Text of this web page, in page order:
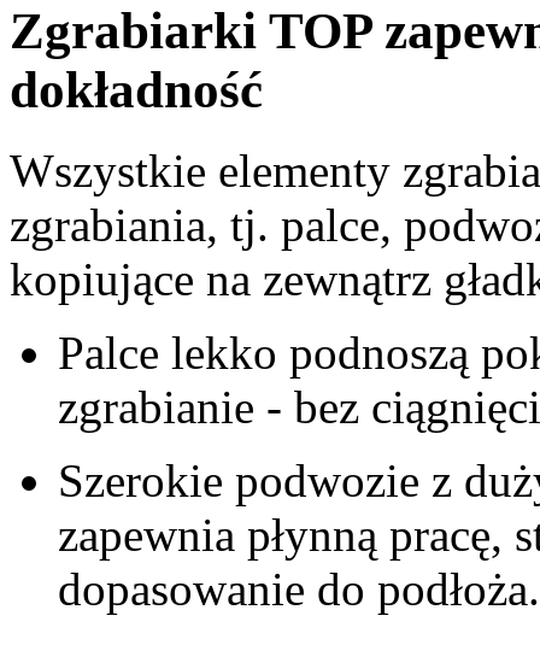
Zgrabiarki TOP
dokładność
Wszystkie elementy
zgrabiania, tj. palce,
kopiujące na zewnątrz
Palce lekko podnoszą
zgrabianie - bez
Szerokie podwozie z
zapewnia płynną pracę,
dopasowanie do podłoża.